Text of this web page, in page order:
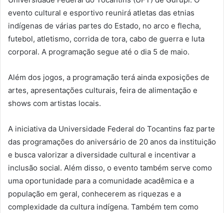
evento cultural e esportivo reunirá atletas das etnias
indígenas de várias partes do Estado, no arco e flecha,
futebol, atletismo, corrida de tora, cabo de guerra e luta
corporal. A programação segue até o dia 5 de maio.
Além dos jogos, a programação terá ainda exposições de
artes, apresentações culturais, feira de alimentação e
shows com artistas locais.
A iniciativa da Universidade Federal do Tocantins faz parte
das programações do aniversário de 20 anos da instituição
e busca valorizar a diversidade cultural e incentivar a
inclusão social. Além disso, o evento também serve como
uma oportunidade para a comunidade acadêmica e a
população em geral, conhecerem as riquezas e a
complexidade da cultura indígena. Também tem como